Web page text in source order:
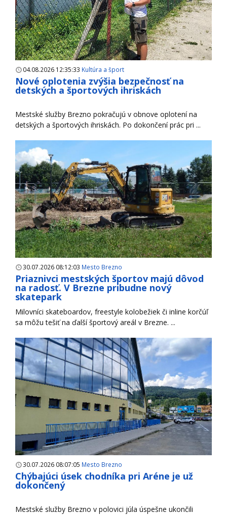
04.08.2026 12:35:33 Kultúra a šport
Nové oplotenia zvýšia bezpečnosť na
detských a športových ihriskách
Mestské služby Brezno pokračujú v obnove oplotení na
detských a športových ihriskách. Po dokončení prác pri ...
30.07.2026 08:12:03 Mesto Brezno
Priaznivci mestských športov majú dôvod
na radosť. V Brezne pribudne nový
skatepark
Milovníci skateboardov, freestyle kolobežiek či inline korčúľ
sa môžu tešiť na ďalší športový areál v Brezne. ...
30.07.2026 08:07:05 Mesto Brezno
Chýbajúci úsek chodníka pri Aréne je už
dokončený
Mestské služby Brezno v polovici júla úspešne ukončili